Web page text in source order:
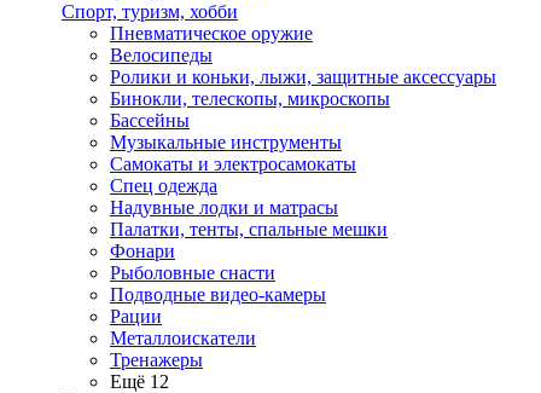
Спорт, туризм, хобби
Пневматическое оружие
Велосипеды
Ролики и коньки, лыжи, защитные аксессуары
Бинокли, телескопы, микроскопы
Бассейны
Музыкальные инструменты
Самокаты и электросамокаты
Спец одежда
Надувные лодки и матрасы
Палатки, тенты, спальные мешки
Фонари
Рыболовные снасти
Подводные видео-камеры
Рации
Металлоискатели
Тренажеры
Ещё 12